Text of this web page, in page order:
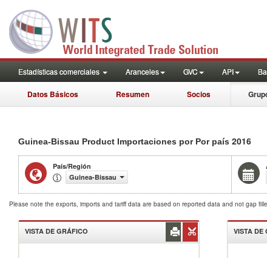
Estadísticas comerciales Aranceles GVC API
Datos Básicos Resumen Socios
Guinea-Bissau Product Importaciones por Por país 2016
País/Región
Guinea-Bissau
Please note the exports, imports and tariff data are based on reported data and not gap
VISTA DE GRÁFICO VISTA DE